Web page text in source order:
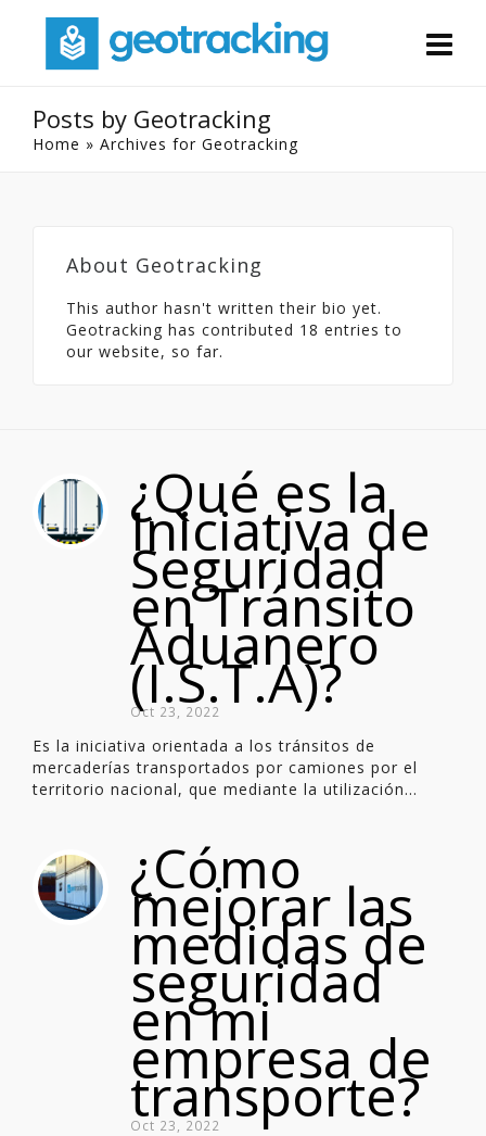
Posts by Geotracking
Home » Archives for Geotracking
About Geotracking
This author hasn't written their bio yet.
Geotracking has contributed 18 entries to
our website, so far.
¿Qué es la
Iniciativa de
Seguridad
en Tránsito
Aduanero
(I.S.T.A)?
Oct 23, 2022
Es la iniciativa orientada a los tránsitos de
mercaderías transportados por camiones por el
territorio nacional, que mediante la utilización...
¿Cómo
mejorar las
medidas de
seguridad
en mi
empresa de
transporte?
Oct 23, 2022